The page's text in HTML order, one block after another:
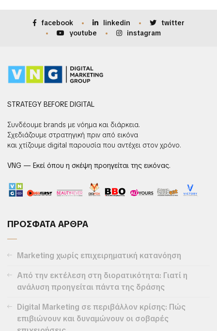
facebook linkedin
twitter
youtube
instagram
STRATEGY BEFORE DIGITAL
Συνδέουμε brands με νόημα και διάρκεια.
Σχεδιάζουμε στρατηγική πριν από εικόνα
και χτίζουμε digital παρουσία που αντέχει στον χρόνο.
VNG — Εκεί όπου η σκέψη προηγείται της εικόνας.
ΠΡΟΣΦΑΤΑ ΑΡΘΡΑ
Marketing χωρίς επιχειρηματική κατανόηση
Από την εκτέλεση στη διορατικότητα: Γιατί η
ανάλυση προηγείται πάντα της δράσης
Digital Marketing σε περιβάλλον κρίσης: Πώς
επιβιώνουν και δυναμώνουν οι σοβαρές